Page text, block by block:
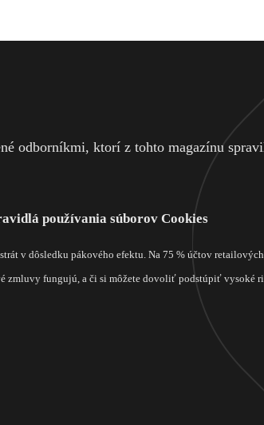
odborníkmi, ktorí z tohto magazínu
používania súborov Cookies
v dôsledku pákového efektu. Na 75 % účtov
fungujú, a či si môžete dovoliť podstúpiť vysoké